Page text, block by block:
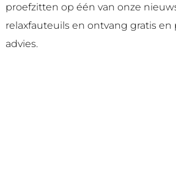
proefzitten op één van onze
relaxfauteuils en ontvang gratis en
advies.